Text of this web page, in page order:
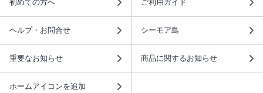
初めての方へ ご利用ガイド
ヘルプ・お問合せ シーモア島
重要なお知らせ 商品に関するお知らせ
ホームアイコンを追加